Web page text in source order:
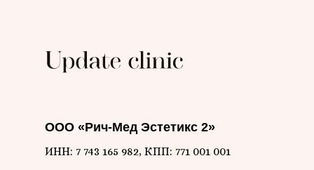
ООО «Рич-Мед Эстетикс 2»
ИНН: 7 743 165 982, КПП: 771 001 001